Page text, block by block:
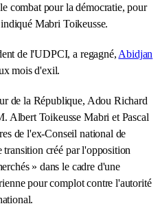
combat pour la démocratie, pour
Mabri Toikeusse.
de l'UDPCI, a regagné, Abidjan
mois d'exil.
de la République, Adou Richard
Albert Toikeusse Mabri et Pascal
de l'ex-Conseil national de
créé par l'opposition
» dans le cadre d'une
pour complot contre l'autorité